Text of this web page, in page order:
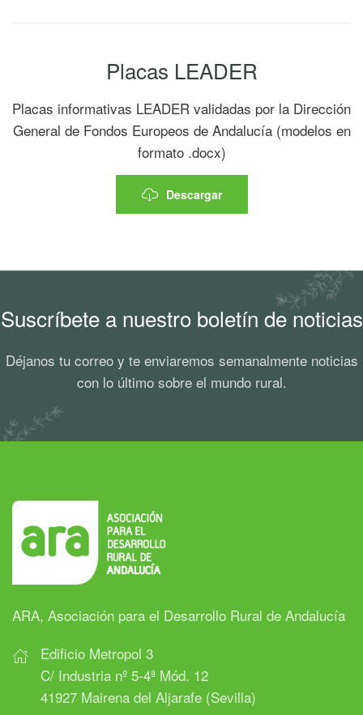
Placas LEADER
Placas informativas LEADER validadas por la Dirección
General de Fondos Europeos de Andalucía (modelos en
formato .docx)
Descargar
Suscríbete a nuestro boletín de noticias
Déjanos tu correo y te enviaremos semanalmente noticias
con lo último sobre el mundo rural.
ARA, Asociación para el Desarrollo Rural de Andalucía
Edificio Metropol 3
C/ Industria nº 5-4ª Mód. 12
41927 Mairena del Aljarafe (Sevilla)